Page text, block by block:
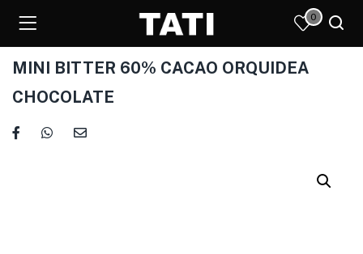
0
MINI BITTER 60% CACAO ORQUIDEA
CHOCOLATE